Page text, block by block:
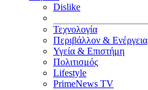
Dislike
Τεχνολογία
Περιβάλλον & Ενέργεια
Υγεία & Επιστήμη
Πολιτισμός
Lifestyle
PrimeNews TV